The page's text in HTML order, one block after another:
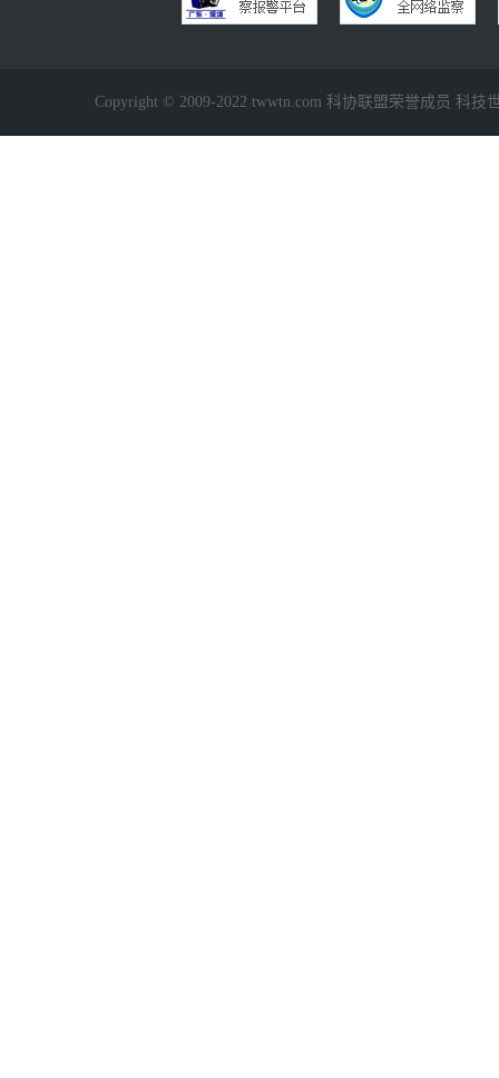
Copyright © 2009-2022 twwtn.com 科协联盟荣誉成员 科